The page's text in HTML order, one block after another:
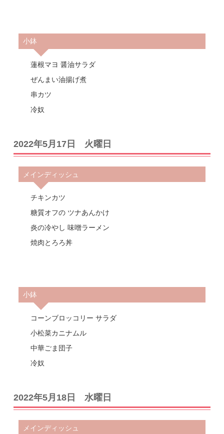
小鉢
蓮根マヨ 醤油サラダ
ぜんまい油揚げ煮
串カツ
冷奴
2022年5月17日 火曜日
メインディッシュ
チキンカツ
糖質オフの ツナあんかけ
炎の冷やし 味噌ラーメン
焼肉とろろ丼
小鉢
コーンブロッコリー サラダ
小松菜カニナムル
中華ごま団子
冷奴
2022年5月18日 水曜日
メインディッシュ